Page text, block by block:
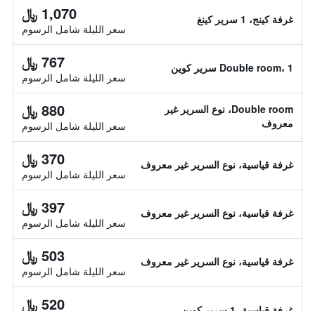
غرفة كينج، 1 سرير كينغ 1,070 ﷼
سعر الليلة شامل الرسوم
Double room، 1 سرير كوين 767 ﷼
سعر الليلة شامل الرسوم
Double room، نوع السرير غير
معروف
880 ﷼
سعر الليلة شامل الرسوم
غرفة قياسية، نوع السرير غير معروف 370 ﷼
سعر الليلة شامل الرسوم
غرفة قياسية، نوع السرير غير معروف 397 ﷼
سعر الليلة شامل الرسوم
غرفة قياسية، نوع السرير غير معروف 503 ﷼
سعر الليلة شامل الرسوم
520 ﷼